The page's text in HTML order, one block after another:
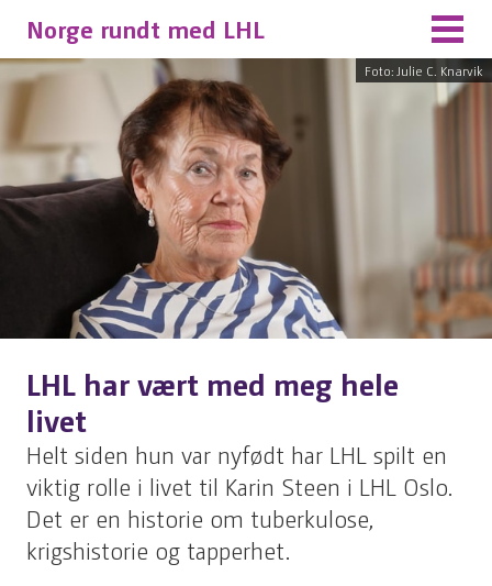
Norge rundt med LHL
Foto: Julie C. Knarvik
LHL har vært med meg hele
livet
Helt siden hun var nyfødt har LHL spilt en
viktig rolle i livet til Karin Steen i LHL Oslo.
Det er en historie om tuberkulose,
krigshistorie og tapperhet.